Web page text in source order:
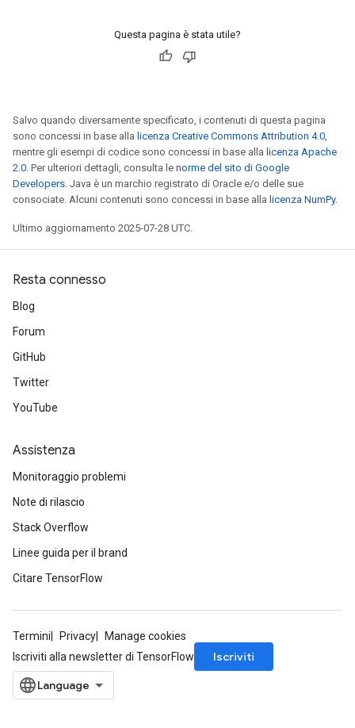
Questa pagina è stata utile?
Salvo quando diversamente specificato, i contenuti di questa pagina
sono concessi in base alla licenza Creative Commons Attribution 4.0,
mentre gli esempi di codice sono concessi in base alla licenza Apache
2.0. Per ulteriori dettagli, consulta le norme del sito di Google
Developers. Java è un marchio registrato di Oracle e/o delle sue
consociate. Alcuni contenuti sono concessi in base alla licenza NumPy.
Ultimo aggiornamento 2025-07-28 UTC.
Resta connesso
Blog
Forum
GitHub
Twitter
YouTube
Assistenza
Monitoraggio problemi
Note di rilascio
Stack Overflow
Linee guida per il brand
Citare TensorFlow
Termini Privacy
Manage cookies
Iscriviti alla newsletter di TensorFlow
Iscriviti